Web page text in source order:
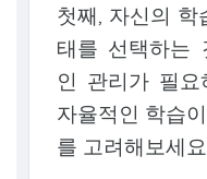
첫째, 자신의 학
태를 선택하는
인 관리가 필요
자율적인 학습
를 고려해보세